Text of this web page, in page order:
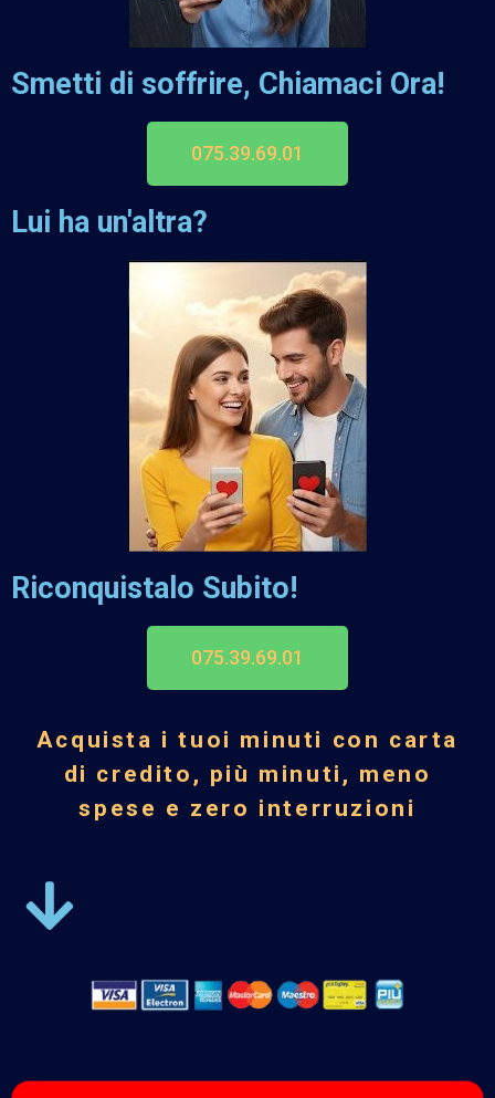
Smetti di soffrire, Chiamaci Ora!
075.39.69.01
Lui ha un'altra?
Riconquistalo Subito!
075.39.69.01
Acquista i tuoi minuti con carta
di credito, più minuti, meno
spese e zero interruzioni